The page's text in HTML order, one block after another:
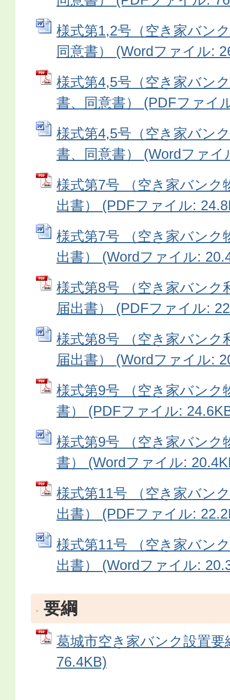
様式第1,2号（空き家バン
同意書） (Wordファイル:
様式第4,5号（空き家バン
書、同意書） (PDFファイ
様式第4,5号（空き家バン
書、同意書） (Wordファイ
様式第7号 （空き家バンク
出書） (PDFファイル:
様式第7号 （空き家バンク
出書） (Wordファイル:
様式第8号 （空き家バンク
届出書） (PDFファイル:
様式第8号 （空き家バンク
届出書） (Wordファイル:
様式第9号 （空き家バンク
書） (PDFファイル:
様式第9号 （空き家バンク
書） (Wordファイル:
様式第11号 （空き家バン
出書） (PDFファイル:
様式第11号 （空き家バン
出書） (Wordファイル:
要綱
葛城市空き家バンク設置
76.4KB)